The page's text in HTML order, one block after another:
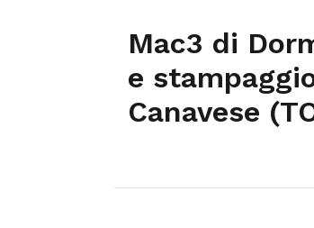
Mac3 di
e
Canavese